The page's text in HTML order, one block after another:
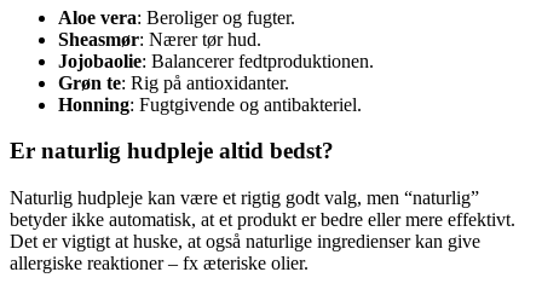
Aloe vera: Beroliger og fugter.
Sheasmør: Nærer tør hud.
Jojobaolie: Balancerer fedtproduktionen.
Grøn te: Rig på antioxidanter.
Honning: Fugtgivende og antibakteriel.
Er naturlig hudpleje altid bedst?
Naturlig hudpleje kan være et rigtig godt valg, men “naturlig”
betyder ikke automatisk, at et produkt er bedre eller mere effektivt.
Det er vigtigt at huske, at også naturlige ingredienser kan give
allergiske reaktioner – fx æteriske olier.